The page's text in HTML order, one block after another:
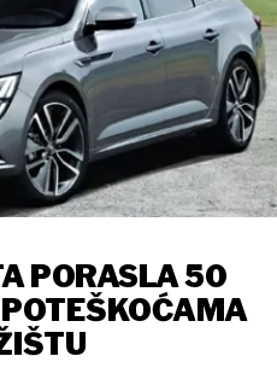
PORASLA 50